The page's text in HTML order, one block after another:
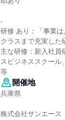
-
研修 あり：「事業
クラスまで充実した
主な研修：新入社員
スビジネススクール
等
開催地
兵庫県
株式会社サンエース